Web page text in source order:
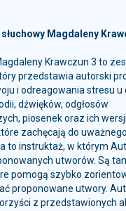
przedstawia autorski
i odreagowania stresu u
dźwięków, odgłosów
piosenek oraz ich wersji
zachęcają do uważnego
to instruktaż, w którym
utworów. Są
pomogą szybko
proponowane utwory.
z przedstawionych
scenariusz zajęć.